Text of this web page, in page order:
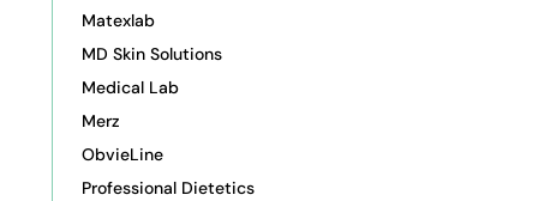
Matexlab
MD Skin Solutions
Medical Lab
Merz
ObvieLine
Professional Dietetics